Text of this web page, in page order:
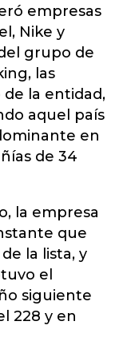
empresas
Nike y
grupo de
las
la entidad,
aquel país
en
de 34
la empresa
que
la lista, y
el
siguiente
228 y en